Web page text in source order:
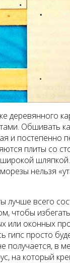
деревянного
Обшивать
и постепенно
плиты со
нельзя
лучше всего
чтобы
или оконных
гипс просто
получается, в
на который